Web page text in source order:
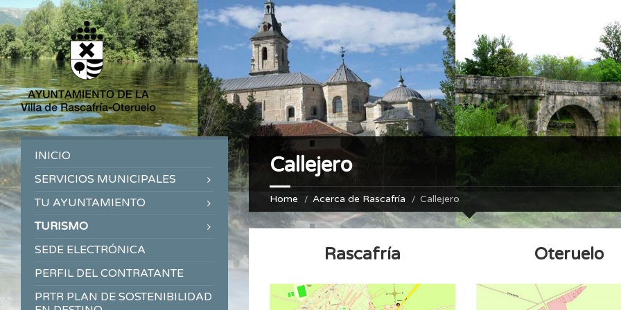
Callejero
Home Acerca de Rascafría Callejero
Rascafría Oteruelo
INICIO
SERVICIOS MUNICIPALES
TU AYUNTAMIENTO
TURISMO
SEDE ELECTRÓNICA
PERFIL DEL CONTRATANTE
PRTR PLAN DE SOSTENIBILIDAD